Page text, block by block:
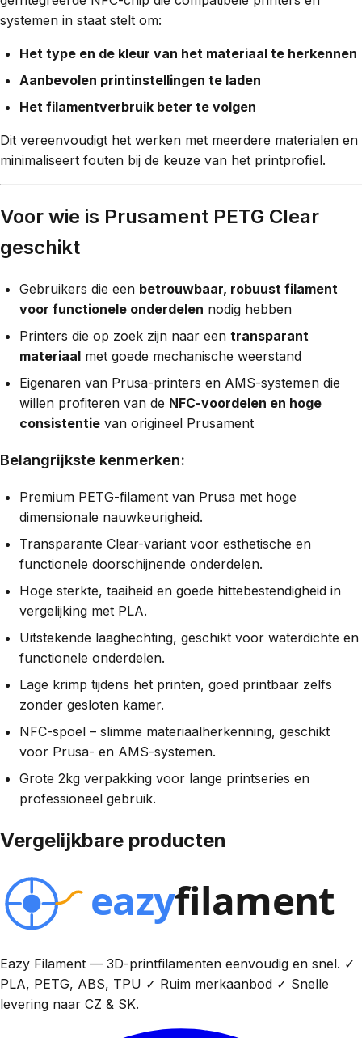
systemen in staat stelt om:
Het type en de kleur van het materiaal te herkennen
Aanbevolen printinstellingen te laden
Het filamentverbruik beter te volgen
Dit vereenvoudigt het werken met meerdere materialen en
minimaliseert fouten bij de keuze van het printprofiel.
Voor wie is Prusament PETG Clear
geschikt
Gebruikers die een betrouwbaar, robuust filament
voor functionele onderdelen nodig hebben
Printers die op zoek zijn naar een transparant
materiaal met goede mechanische weerstand
Eigenaren van Prusa-printers en AMS-systemen die
willen profiteren van de NFC-voordelen en hoge
consistentie van origineel Prusament
Belangrijkste kenmerken:
Premium PETG-filament van Prusa met hoge
dimensionale nauwkeurigheid.
Transparante Clear-variant voor esthetische en
functionele doorschijnende onderdelen.
Hoge sterkte, taaiheid en goede hittebestendigheid in
vergelijking met PLA.
Uitstekende laaghechting, geschikt voor waterdichte en
functionele onderdelen.
Lage krimp tijdens het printen, goed printbaar zelfs
zonder gesloten kamer.
NFC-spoel – slimme materiaalherkenning, geschikt
voor Prusa- en AMS-systemen.
Grote 2kg verpakking voor lange printseries en
professioneel gebruik.
Vergelijkbare producten
Eazy Filament — 3D-printfilamenten eenvoudig en snel. ✓
PLA, PETG, ABS, TPU ✓ Ruim merkaanbod ✓ Snelle
levering naar CZ & SK.